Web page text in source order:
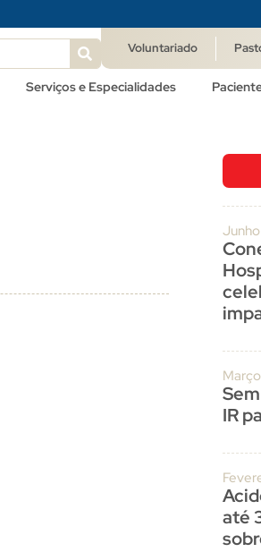
Voluntariado
Serviços e Especialidades
IR
até